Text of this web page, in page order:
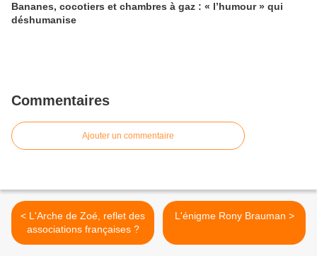
Bananes, cocotiers et chambres à gaz : « l’humour » qui
déshumanise
Commentaires
Ajouter un commentaire
< L'Arche de Zoé, reflet des
associations françaises ?
L'énigme Rony Brauman >